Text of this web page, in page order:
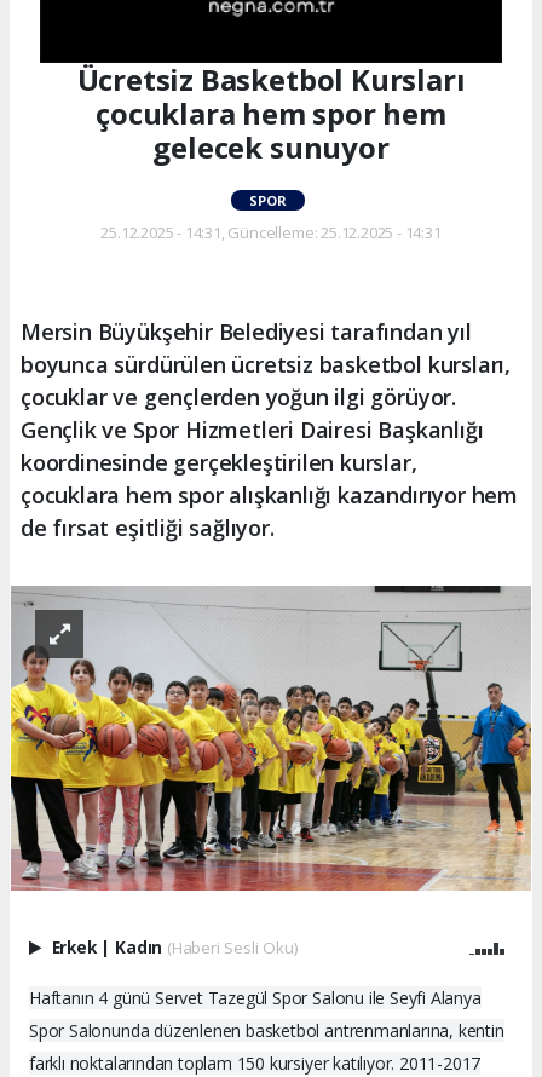
Ücretsiz Basketbol Kursları
çocuklara hem spor hem
gelecek sunuyor
SPOR
25.12.2025 - 14:31, Güncelleme: 25.12.2025 - 14:31
Mersin Büyükşehir Belediyesi tarafından yıl
boyunca sürdürülen ücretsiz basketbol kursları,
çocuklar ve gençlerden yoğun ilgi görüyor.
Gençlik ve Spor Hizmetleri Dairesi Başkanlığı
koordinesinde gerçekleştirilen kurslar,
çocuklara hem spor alışkanlığı kazandırıyor hem
de fırsat eşitliği sağlıyor.
Erkek Kadın (Haberi Sesli Oku)
Haftanın 4 günü Servet Tazegül Spor Salonu ile Seyfi Alanya
Spor Salonunda düzenlenen basketbol antrenmanlarına, kentin
farklı noktalarından toplam 150 kursiyer katılıyor. 2011-2017